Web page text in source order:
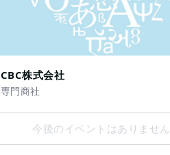
CBC株式会社
専門商社
今後のイベントはありません